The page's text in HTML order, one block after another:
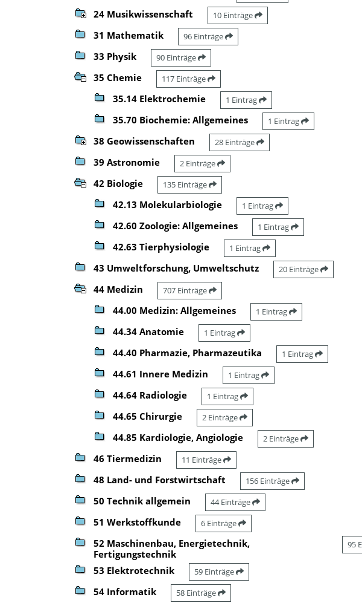
24 Musikwissenschaft 10 Einträge
31 Mathematik 96 Einträge
33 Physik 90 Einträge
35 Chemie 117 Einträge
35.14 Elektrochemie 1 Eintrag
35.70 Biochemie: Allgemeines 1 Eintrag
38 Geowissenschaften 28 Einträge
39 Astronomie 2 Einträge
42 Biologie 135 Einträge
42.13 Molekularbiologie 1 Eintrag
42.60 Zoologie: Allgemeines 1 Eintrag
42.63 Tierphysiologie 1 Eintrag
43 Umweltforschung, Umweltschutz 20 Einträge
44 Medizin 707 Einträge
44.00 Medizin: Allgemeines 1 Eintrag
44.34 Anatomie 1 Eintrag
44.40 Pharmazie, Pharmazeutika 1 Eintrag
44.61 Innere Medizin 1 Eintrag
44.64 Radiologie 1 Eintrag
44.65 Chirurgie 2 Einträge
44.85 Kardiologie, Angiologie 2 Einträge
46 Tiermedizin 11 Einträge
48 Land- und Forstwirtschaft 156 Einträge
50 Technik allgemein 44 Einträge
51 Werkstoffkunde 6 Einträge
52 Maschinenbau, Energietechnik,
Fertigungstechnik
95
53 Elektrotechnik 59 Einträge
54 Informatik 58 Einträge